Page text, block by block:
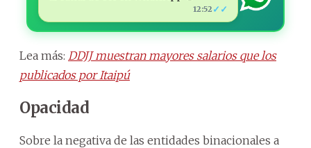
12:52 ✓✓
Lea más: DDJJ muestran mayores salarios que los
publicados por Itaipú
Opacidad
Sobre la negativa de las entidades binacionales a